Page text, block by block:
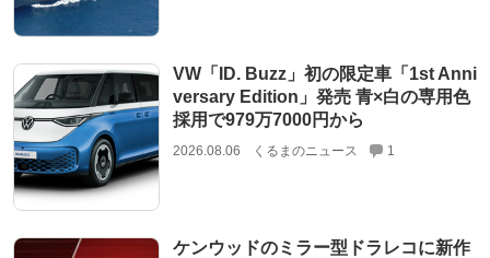
VW「ID. Buzz」初の限定車「1st Anni
versary Edition」発売 青×白の専用色
採用で979万7000円から
2026.08.06 くるまのニュース 1
ケンウッドのミラー型ドラレコに新作